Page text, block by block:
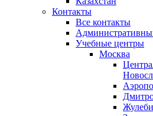
Контакты
Все контакты
Учебные центры
Москва